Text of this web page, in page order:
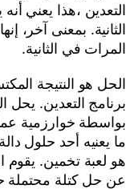
المرات في الثانية.
الحل هو النتيجة
برنامج التعدين. يحل
بواسطة خوارزمية
ما يعنيه أحد حلول
هو لعبة تخمين. يقوم
عن حل كتلة محتملة